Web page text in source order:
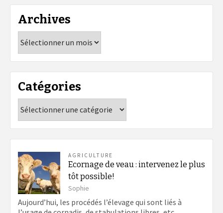
Archives
Catégories
AGRICULTURE
Ecornage de veau : intervenez le plus
tôt possible!
Sophie
Aujourd’hui, les procédés l’élevage qui sont liés à